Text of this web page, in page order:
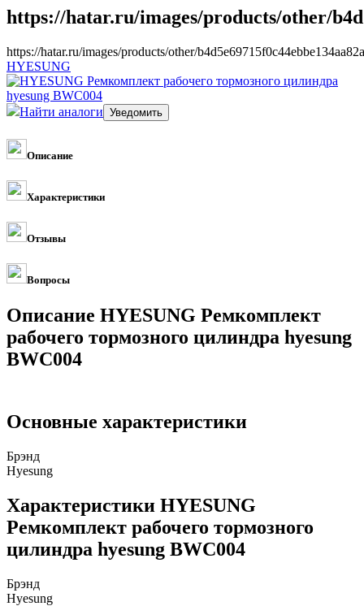
https://hatar.ru/images/products/other/
https://hatar.ru/images/products/other/
HYESUNG
Найти аналоги
Описание
Характеристики
Отзывы
Вопросы
Описание HYESUNG Ремкомплект
рабочего тормозного цилиндра hyesung
BWC004
Основные характеристики
Брэнд
Hyesung
Характеристики HYESUNG
Ремкомплект рабочего тормозного
цилиндра hyesung BWC004
Брэнд
Hyesung